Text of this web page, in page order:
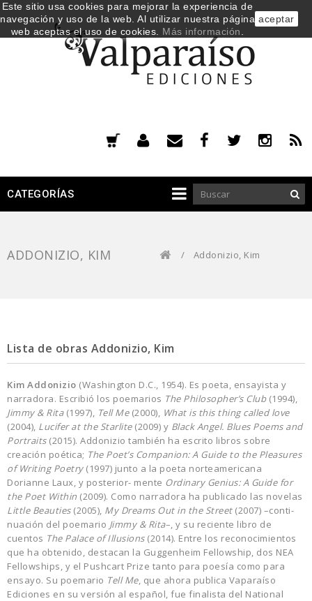
CATEGORÍAS
ADDONIZIO, KIM / Addonizio, Kim
Lista de obras Addonizio, Kim
Kim Addonizio (Washington D.C., 1954). Es poeta, ensayista y
narradora. Escribió los poemarios The Philosopher’s Club (1994),
Jimmy & Rita (1997), Tell Me (2000), What is this thing called love
(2004), Lucifer at the Starlite (2009) y Black Angel. Blues Poems and
Portraits (2015). Addonizio también ha escrito libros sobre
creación poética; The Poet’s Companion: A Guide to the Pleasures
of Writing Poetry (1997) junto a la poeta norteamericana
Dorianne Laux, y posterior- mente Ordinary Genius: A Guide for
the Poet Within (2009). Como narradora ha publicado las novelas
Little Beauties (2005), My Dreams Out in the Street (2007) –conti-
nuación del poemario Jimmy & Rita–, y su reciente libro de
cuentos The Palace of Illusions (2014). Entre los reconocimientos
que ha obtenido, destacan la Guggenheim Fellowship, dos NEA
Fellowships, y el Pushcart Prize tanto para poesía como para
ensayo. Su poemario Tell Me, que ahora publica Vaparaíso
Ediciones en su versión al español, fue finalista del National
Este sitio usa cookies para mejorar la experiencia de
navegación y uso de la web. Al utilizar nuestra página
web aceptas el uso de cookies. Más información
aceptar